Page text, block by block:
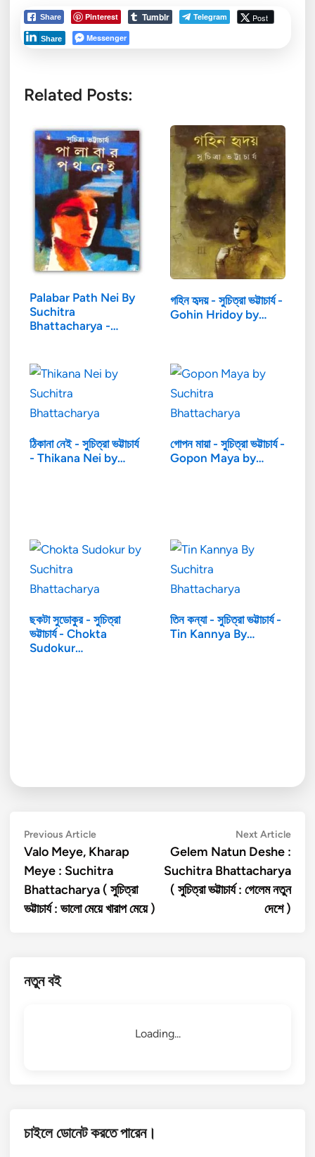
Share Pinterest Tumblr Telegram Post
Share Messenger
Related Posts:
Palabar Path Nei By
Suchitra
Bhattacharya -
গহিন হৃদয় - সুচিত্রা ভট্টাচার্য -
Gohin Hridoy by…
ঠিকানা নেই - সুচিত্রা ভট্টাচার্য
- Thikana Nei by…
গোপন মায়া - সুচিত্রা ভট্টাচার্য -
Gopon Maya by…
ছকটা সুডোকুর - সুচিত্রা
ভট্টাচার্য - Chokta
Sudokur…
তিন কন্যা - সুচিত্রা ভট্টাচার্য -
Tin Kannya By…
Post
navigation
Previous ArticlePrevious
article:
Valo Meye, Kharap
Meye : Suchitra
Bhattacharya ( সুচিত্রা
ভট্টাচার্য : ভালো মেয়ে খারাপ মেয়ে )
Next ArticleNext
Gelem Natun Deshe :
Suchitra Bhattacharya
( সুচিত্রা ভট্টাচার্য : গেলেম নতুন
দেশে )
নতুন বই
Loading...
চাইলে ডোনেট করতে পারেন।